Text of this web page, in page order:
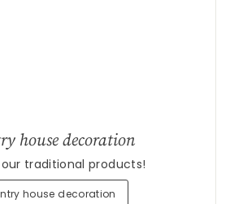
house decoration
traditional products!
house decoration